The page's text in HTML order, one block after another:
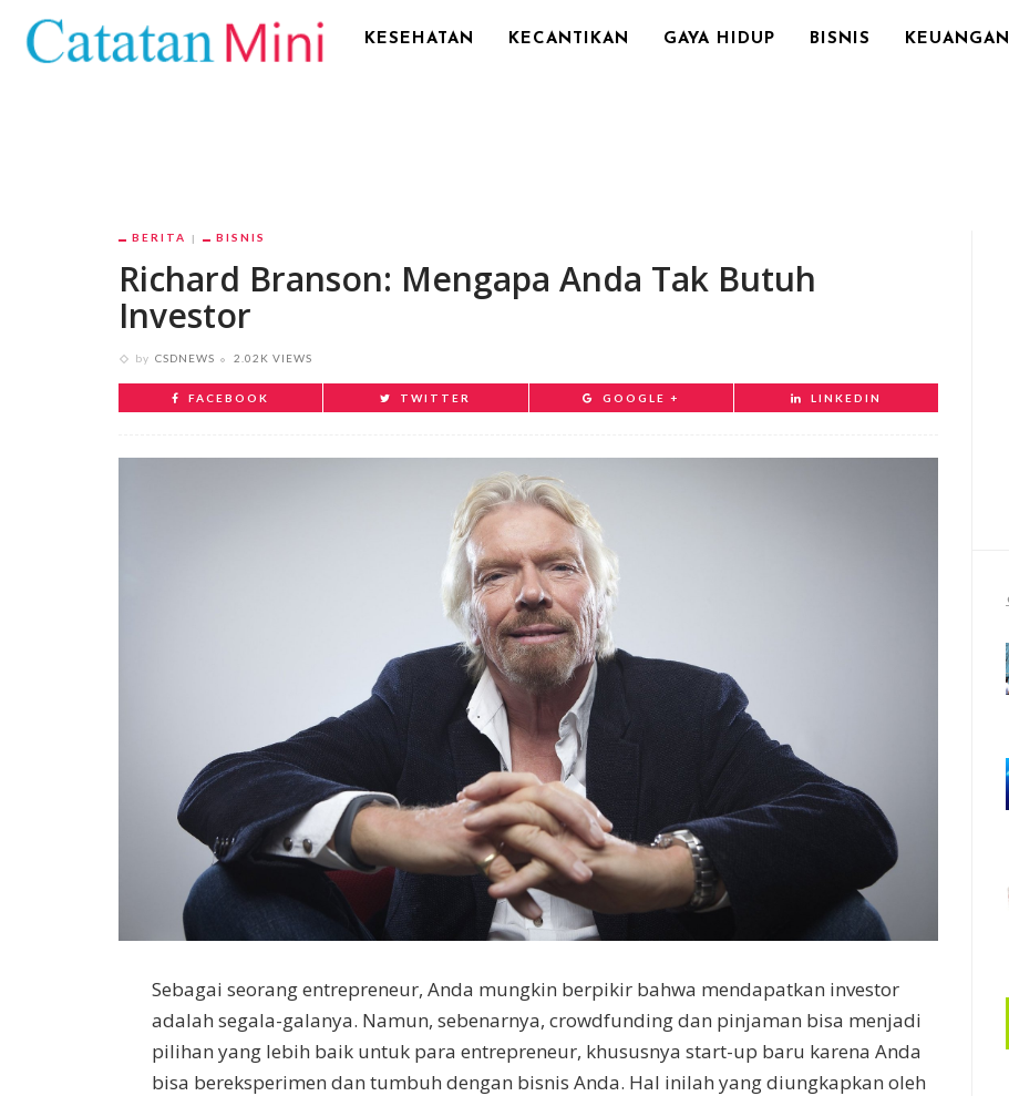
KESEHATAN KECANTIKAN GAYA HIDUP BISNIS KEUANGAN
BERITA BISNIS
Richard Branson: Mengapa Anda Tak Butuh
Investor
by CSDNEWS 2.02K VIEWS
FACEBOOK TWITTER GOOGLE + LINKEDIN
Sebagai seorang entrepreneur, Anda mungkin berpikir bahwa mendapatkan investor
adalah segala-galanya. Namun, sebenarnya, crowdfunding dan pinjaman bisa menjadi
pilihan yang lebih baik untuk para entrepreneur, khususnya start-up baru karena Anda
bisa bereksperimen dan tumbuh dengan bisnis Anda. Hal inilah yang diungkapkan oleh